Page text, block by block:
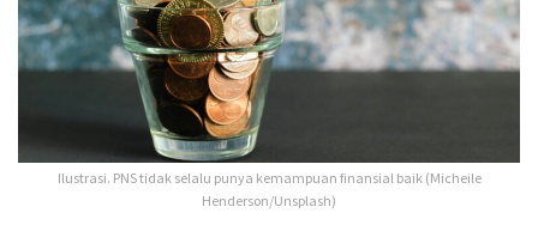
Ilustrasi. PNS tidak selalu punya kemampuan finansial baik (Micheile
Henderson/Unsplash)